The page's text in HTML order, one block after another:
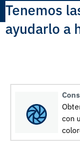
Tenemos
ayudarlo a
con